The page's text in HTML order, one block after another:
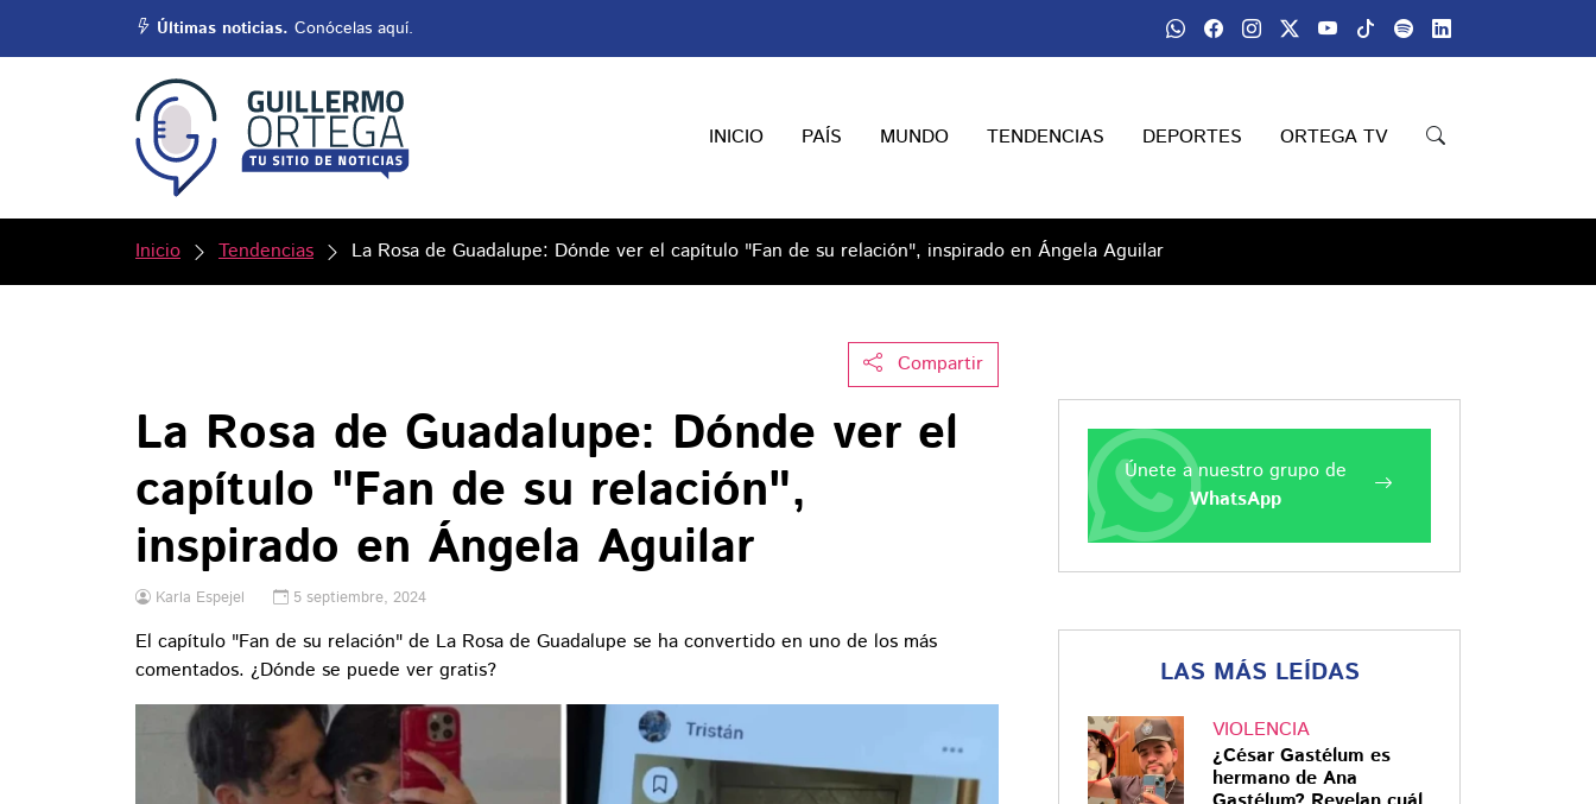
Últimas noticias. Conócelas aquí.
INICIO PAÍS MUNDO TENDENCIAS DEPORTES ORTEGA TV
Inicio Tendencias La Rosa de Guadalupe: Dónde ver el capítulo "Fan de su relación", inspirado en Ángela Aguilar
Compartir
La Rosa de Guadalupe: Dónde ver el
capítulo "Fan de su relación",
inspirado en Ángela Aguilar
Karla Espejel 5 septiembre, 2024
El capítulo "Fan de su relación" de La Rosa de Guadalupe se ha convertido en uno de los más
comentados. ¿Dónde se puede ver gratis?
Únete a nuestro grupo de
WhatsApp
LAS MÁS LEÍDAS
VIOLENCIA
¿César Gastélum es
hermano de Ana